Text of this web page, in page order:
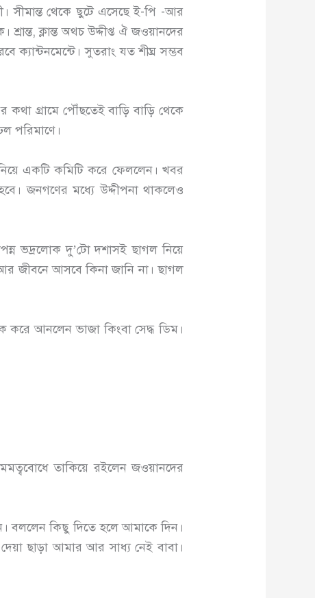
সীমান্ত থেকে ছুটে এসেছে ই-পি -আর
ক্লান্ত অথচ উদ্দীপ্ত ঐ জওয়ানদের
সুতরাং যত শীঘ্র সম্ভব
কথা গ্রামে পৌঁছতেই বাড়ি বাড়ি থেকে
পরিমাণে।
একটি কমিটি করে ফেললেন। খবর
জনগণের মধ্যে উদ্দীপনা থাকলেও
ভদ্রলোক দু’টো দশাসই ছাগল নিয়ে
জীবনে আসবে কিনা জানি না। ছাগল
আনলেন ভাজা কিংবা সেদ্ধ ডিম।
তাকিয়ে রইলেন জওয়ানদের
বললেন কিছু দিতে হলে আমাকে দিন।
ছাড়া আমার আর সাধ্য নেই বাবা।